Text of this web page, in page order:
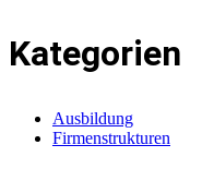
Kategorien
Ausbildung
Firmenstrukturen